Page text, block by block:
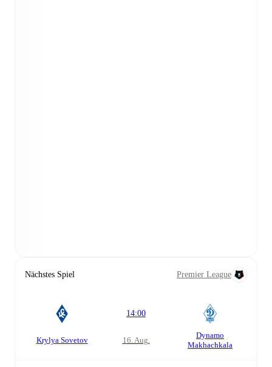
Nächstes Spiel Premier League
Krylya Sovetov
14:00
16. Aug.
Dynamo
Makhachkala